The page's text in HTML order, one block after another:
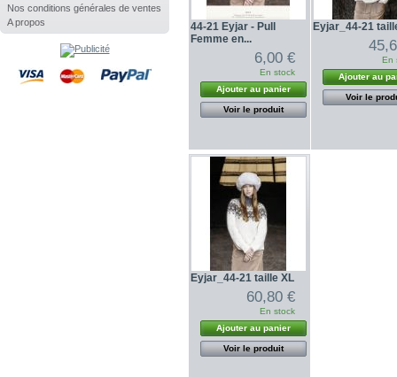
Nos conditions générales de ventes
A propos
44-21 Eyjar - Pull
Femme en...
6,00 €
En stock
Ajouter au panier
Voir le produit
Eyjar_44-21
En
Ajouter au
Voir le
Eyjar_44-21 taille XL
60,80 €
En stock
Ajouter au panier
Voir le produit